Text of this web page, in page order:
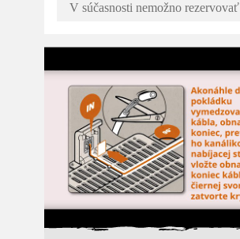
V súčasnosti nemožno rezervovať